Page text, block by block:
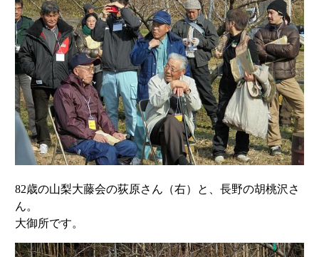
82歳の山梨大藤会の荻原さん（右）と、長野の胡桃沢さ
ん。
大御所です。